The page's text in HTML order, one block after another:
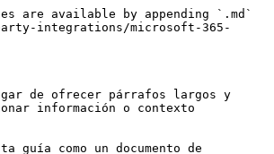
are available by appending `.md`
integrations/microsoft-365-
de ofrecer párrafos largos y
información o contexto
guía como un documento de